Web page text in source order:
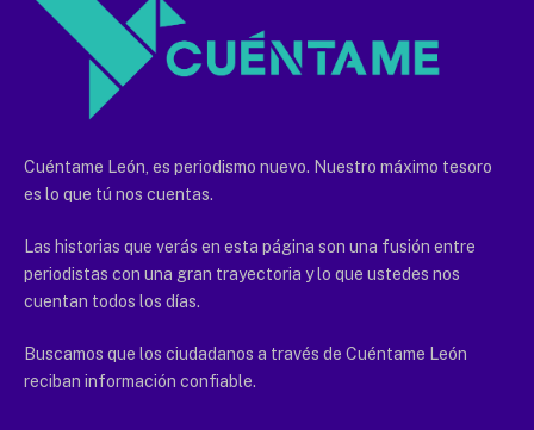
Cuéntame León, es periodismo nuevo. Nuestro máximo tesoro
es lo que tú nos cuentas.
Las historias que verás en esta página son una fusión entre
periodistas con una gran trayectoria y lo que ustedes nos
cuentan todos los días.
Buscamos que los ciudadanos a través de Cuéntame León
reciban información confiable.